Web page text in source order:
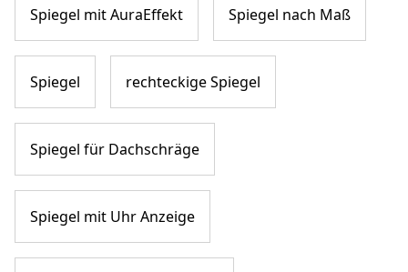
Spiegel mit AuraEffekt Spiegel nach Maß
Spiegel rechteckige Spiegel
Spiegel für Dachschräge
Spiegel mit Uhr Anzeige